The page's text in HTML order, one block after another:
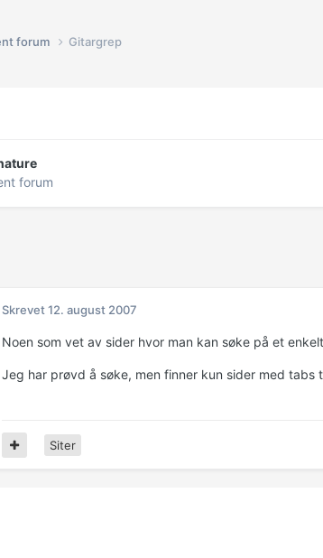
forum Gitargrep
forum
Skrevet12. august 2007
Noen som vet av sider hvor man kan søke på et
Jeg har prøvd å søke, men finner kun sider med tabs
Siter